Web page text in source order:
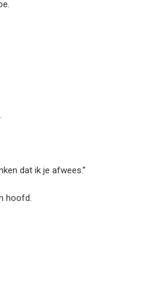
dat ik je afwees.”
hoofd.